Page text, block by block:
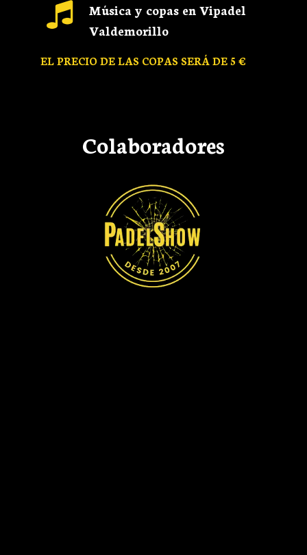
Música y copas en Vipadel
Valdemorillo
EL PRECIO DE LAS COPAS SERÁ DE 5 €
Colaboradores